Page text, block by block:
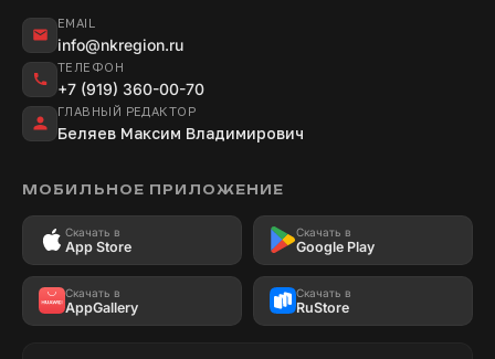
EMAIL
info@nkregion.ru
ТЕЛЕФОН
+7 (919) 360-00-70
ГЛАВНЫЙ РЕДАКТОР
Беляев Максим Владимирович
МОБИЛЬНОЕ ПРИЛОЖЕНИЕ
Скачать в
App Store
Скачать в
Google Play
Скачать в
AppGallery
Скачать в
RuStore